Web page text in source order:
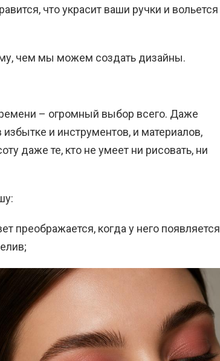
что украсит ваши ручки и вольется
чем мы можем создать дизайны.
– огромный выбор всего. Даже
и инструментов, и материалов,
даже те, кто не умеет ни рисовать, ни
преображается, когда у него появляется